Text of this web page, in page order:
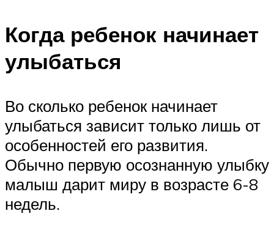
Когда ребенок начинает
улыбаться
Во сколько ребенок начинает
улыбаться зависит только лишь от
особенностей его развития.
Обычно первую осознанную улыбку
малыш дарит миру в возрасте 6-8
недель.